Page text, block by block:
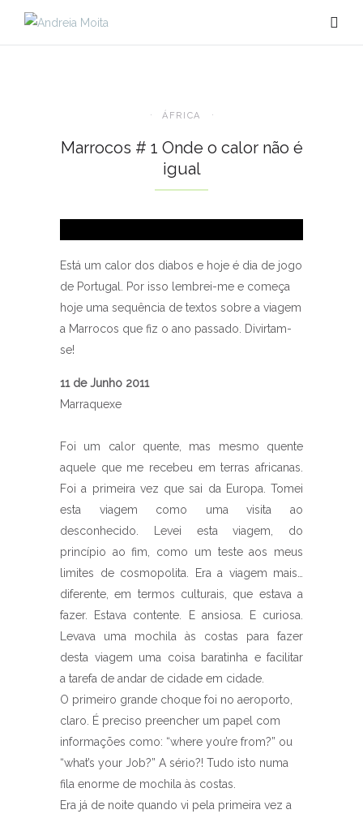
ÁFRICA
Marrocos # 1 Onde o calor não é
igual
Está um calor dos diabos e hoje é dia de jogo
de Portugal. Por isso lembrei-me e começa
hoje uma sequência de textos sobre a viagem
a Marrocos que fiz o ano passado. Divirtam-
se!
11 de Junho 2011
Marraquexe
Foi um calor quente, mas mesmo quente
aquele que me recebeu em terras africanas.
Foi a primeira vez que sai da Europa. Tomei
esta viagem como uma visita ao
desconhecido. Levei esta viagem, do
princípio ao fim, como um teste aos meus
limites de cosmopolita. Era a viagem mais…
diferente, em termos culturais, que estava a
fazer. Estava contente. E ansiosa. E curiosa.
Levava uma mochila às costas para fazer
desta viagem uma coisa baratinha e facilitar
a tarefa de andar de cidade em cidade.
O primeiro grande choque foi no aeroporto,
claro. É preciso preencher um papel com
informações como: “where you’re from?” ou
“what’s your Job?” A sério?! Tudo isto numa
fila enorme de mochila às costas.
Era já de noite quando vi pela primeira vez a